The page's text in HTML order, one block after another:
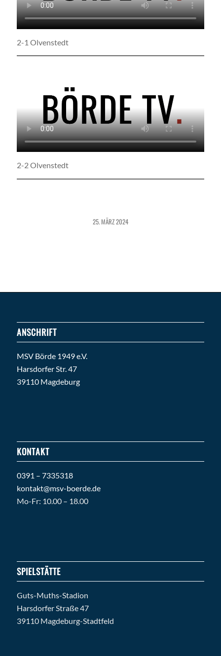
2-1 Olvenstedt
2-2 Olvenstedt
25. MÄRZ 2024
ANSCHRIFT
MSV Börde 1949 e.V.
Harsdorfer Str. 47
39110 Magdeburg
KONTAKT
0391 – 7335318
kontakt@msv-boerde.de
Mo-Fr: 10.00 – 18.00
SPIELSTÄTTE
Guts-Muths-Stadion
Harsdorfer Straße 47
39110 Magdeburg-Stadtfeld